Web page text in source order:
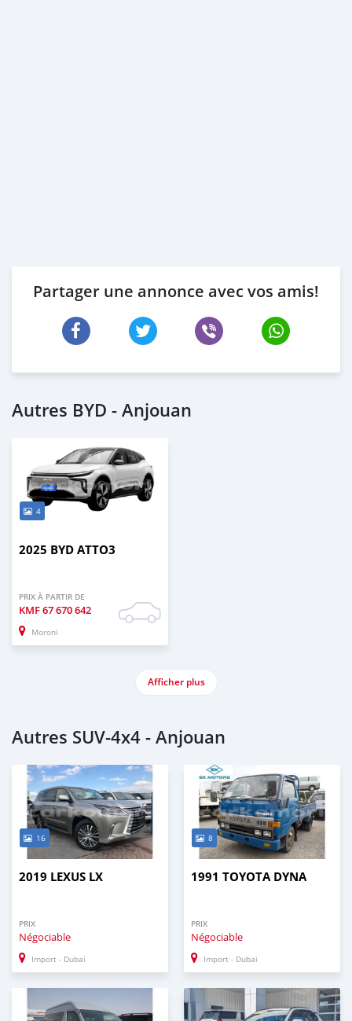
Partager une annonce avec vos amis!
Autres BYD - Anjouan
4
2025 BYD ATTO3
PRIX À PARTIR DE
KMF67 670 642
Moroni
Afficher plus
Autres SUV‒4x4 - Anjouan
16
2019 LEXUS LX
PRIX
Négociable
Import - Dubai
8
1991 TOYOTA DYNA
PRIX
Négociable
Import - Dubai